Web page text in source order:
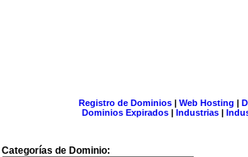
Registro de Dominios| Web Hosting |
Dominios Expirados | Industrias |
Categorías de Dominio: